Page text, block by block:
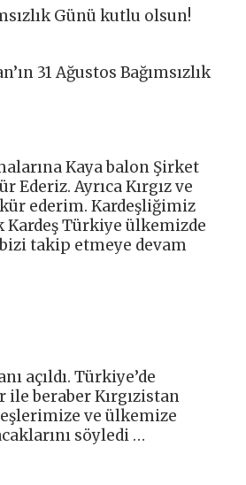
Günü kutlu olsun!
31 Ağustos Bağımsızlık
Kaya balon Şirket
Ederiz. Ayrıca Kırgız ve
ederim. Kardeşliğimiz
Kardeş Türkiye ülkemizde
takip etmeye devam
açıldı. Türkiye’de
ile beraber Kırgızistan
ve ülkemize
söyledi …